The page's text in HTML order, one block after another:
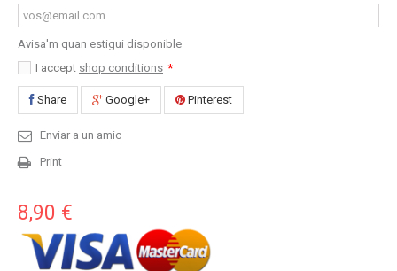
Avisa'm quan estigui disponible
I accept shop conditions *
Share Google+ Pinterest
Enviar a un amic
Print
8,90 €